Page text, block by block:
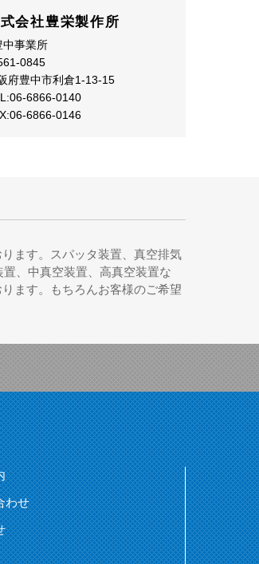
会社豊栄製作所
中事業所
0845
府豊中市利倉1-13-15
6866-0140
6866-0146
ます。スパッタ装置、真空排気
、中真空装置、高真空装置な
ます。もちろんお客様のご希望
わせ